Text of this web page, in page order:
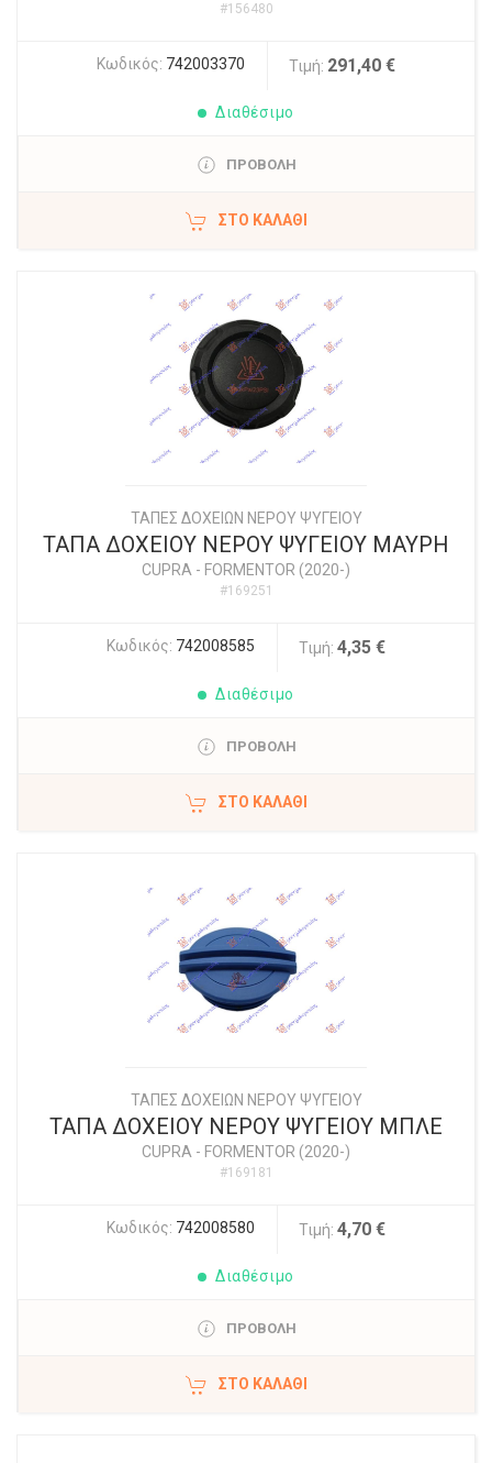
#156480
Κωδικός: 742003370 Τιμή: 291,40 €
Διαθέσιμο
ΠΡΟΒΟΛΗ
ΣΤΟ ΚΑΛΆΘΙ
ΤΑΠΕΣ ΔΟΧΕΙΩΝ ΝΕΡΟΥ ΨΥΓΕΙΟΥ
ΤΑΠΑ ΔΟΧΕΙΟΥ ΝΕΡΟΥ ΨΥΓΕΙΟΥ ΜΑΥΡΗ
CUPRA - FORMENTOR (2020-)
#169251
Κωδικός: 742008585 Τιμή: 4,35 €
Διαθέσιμο
ΠΡΟΒΟΛΗ
ΣΤΟ ΚΑΛΆΘΙ
ΤΑΠΕΣ ΔΟΧΕΙΩΝ ΝΕΡΟΥ ΨΥΓΕΙΟΥ
ΤΑΠΑ ΔΟΧΕΙΟΥ ΝΕΡΟΥ ΨΥΓΕΙΟΥ ΜΠΛΕ
CUPRA - FORMENTOR (2020-)
#169181
Κωδικός: 742008580 Τιμή: 4,70 €
Διαθέσιμο
ΠΡΟΒΟΛΗ
ΣΤΟ ΚΑΛΆΘΙ